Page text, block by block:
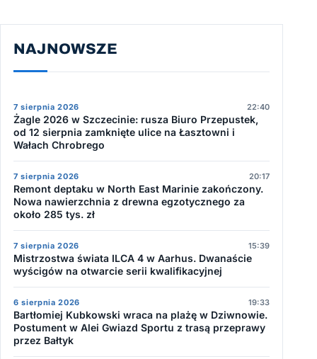
NAJNOWSZE
7 sierpnia 2026 22:40
Żagle 2026 w Szczecinie: rusza Biuro Przepustek,
od 12 sierpnia zamknięte ulice na Łasztowni i
Wałach Chrobrego
7 sierpnia 2026 20:17
Remont deptaku w North East Marinie zakończony.
Nowa nawierzchnia z drewna egzotycznego za
około 285 tys. zł
7 sierpnia 2026 15:39
Mistrzostwa świata ILCA 4 w Aarhus. Dwanaście
wyścigów na otwarcie serii kwalifikacyjnej
6 sierpnia 2026 19:33
Bartłomiej Kubkowski wraca na plażę w Dziwnowie.
Postument w Alei Gwiazd Sportu z trasą przeprawy
przez Bałtyk